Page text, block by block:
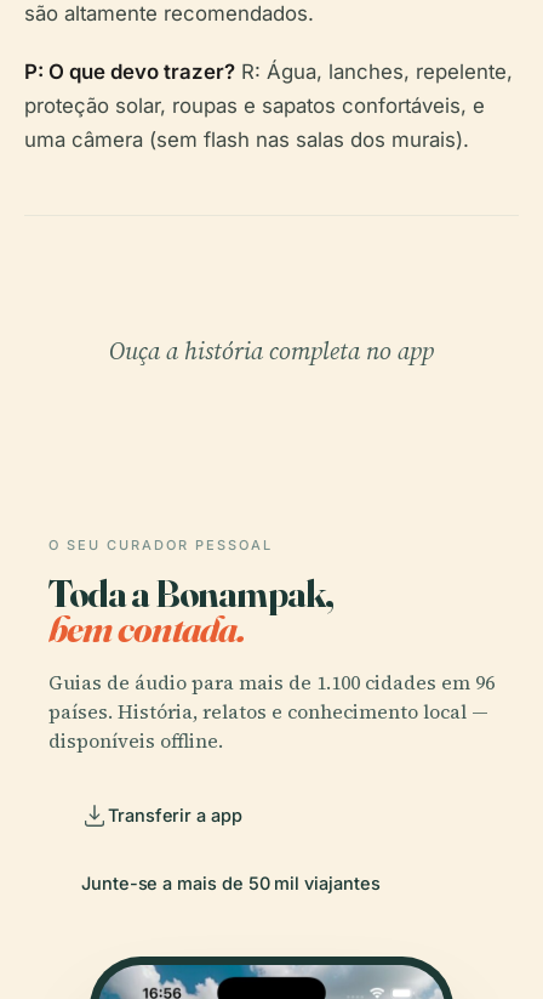
são altamente recomendados.
P: O que devo trazer? R: Água, lanches, repelente,
proteção solar, roupas e sapatos confortáveis, e
uma câmera (sem flash nas salas dos murais).
Ouça a história completa no app
O SEU CURADOR PESSOAL
Toda a Bonampak,
bem contada.
Guias de áudio para mais de 1.100 cidades em 96
países. História, relatos e conhecimento local —
disponíveis offline.
Transferir a app
Junte-se a mais de 50 mil viajantes